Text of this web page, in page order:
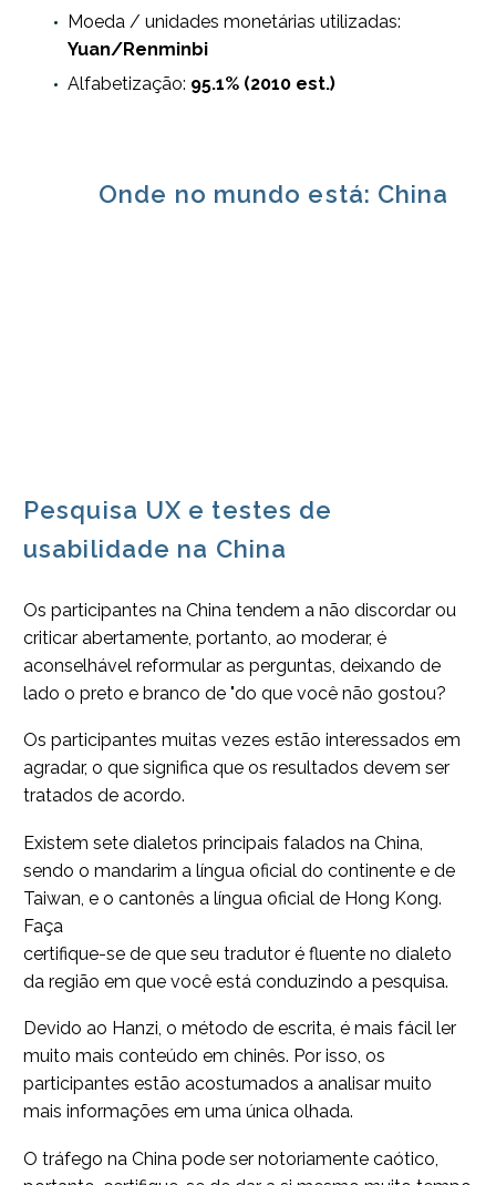
Moeda / unidades monetárias utilizadas:
Yuan/Renminbi
Alfabetização: 95.1% (2010 est.)
Onde no mundo está: China
Pesquisa UX e testes de
usabilidade na China
Os participantes na China tendem a não discordar ou
criticar abertamente, portanto, ao moderar, é
aconselhável reformular as perguntas, deixando de
lado o preto e branco de "do que você não gostou?
Os participantes muitas vezes estão interessados em
agradar, o que significa que os resultados devem ser
tratados de acordo.
Existem sete dialetos principais falados na China,
sendo o mandarim a língua oficial do continente e de
Taiwan, e o cantonês a língua oficial de Hong Kong.
Faça
certifique-se de que seu tradutor é fluente no dialeto
da região em que você está conduzindo a pesquisa.
Devido ao Hanzi, o método de escrita, é mais fácil ler
muito mais conteúdo em chinês. Por isso, os
participantes estão acostumados a analisar muito
mais informações em uma única olhada.
O tráfego na China pode ser notoriamente caótico,